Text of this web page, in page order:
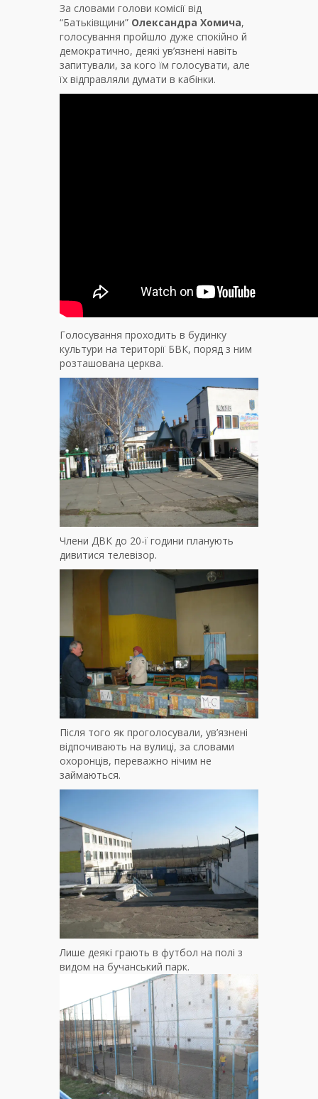
За словами голови комісії від
“Батьківщини” Олександра Хомича,
голосування пройшло дуже спокійно й
демократично, деякі ув’язнені навіть
запитували, за кого їм голосувати, але
їх відправляли думати в кабінки.
Голосування проходить в будинку
культури на території БВК, поряд з ним
розташована церква.
Члени ДВК до 20-ї години планують
дивитися телевізор.
Після того як проголосували, ув’язнені
відпочивають на вулиці, за словами
охоронців, переважно нічим не
займаються.
Лише деякі грають в футбол на полі з
видом на бучанський парк.